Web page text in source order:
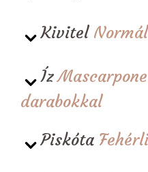
Kivitel
Íz
darabokkal
Piskóta